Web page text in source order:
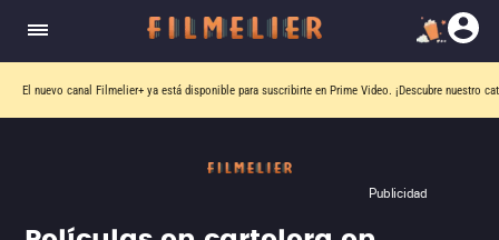
El nuevo canal Filmelier+ ya está disponible para suscribirte en Prime Video. ¡Descubre nuestro
Publicidad